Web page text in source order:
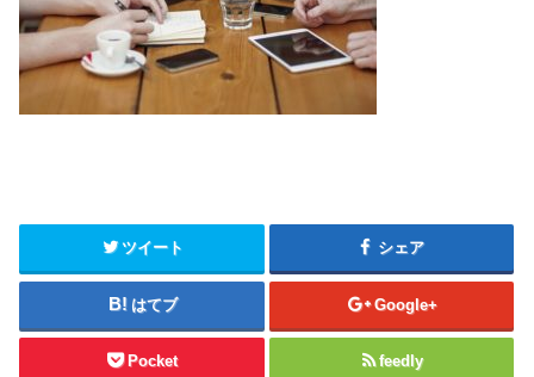
ツイート シェア
はてブ Google+
Pocket feedly